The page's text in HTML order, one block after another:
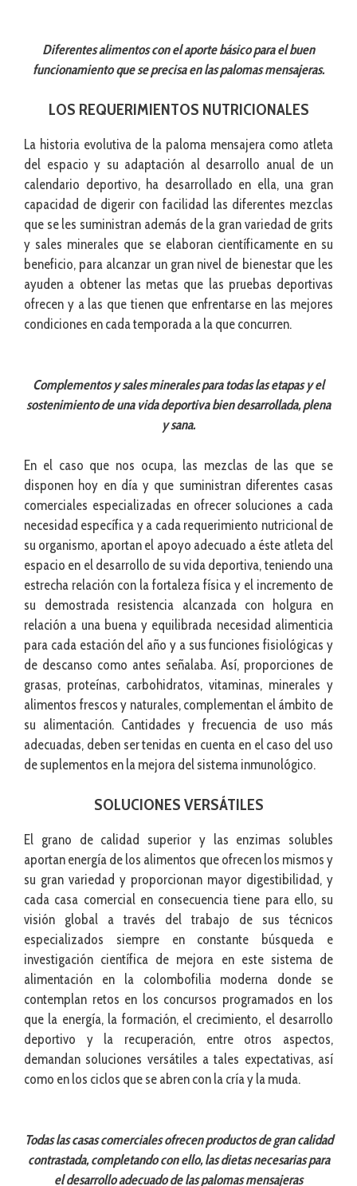
Diferentes alimentos con el aporte básico para el buen
funcionamiento que se precisa en las palomas mensajeras.
LOS REQUERIMIENTOS NUTRICIONALES
La historia evolutiva de la paloma mensajera como atleta
del espacio y su adaptación al desarrollo anual de un
calendario deportivo, ha desarrollado en ella, una gran
capacidad de digerir con facilidad las diferentes mezclas
que se les suministran además de la gran variedad de grits
y sales minerales que se elaboran científicamente en su
beneficio, para alcanzar un gran nivel de bienestar que les
ayuden a obtener las metas que las pruebas deportivas
ofrecen y a las que tienen que enfrentarse en las mejores
condiciones en cada temporada a la que concurren.
Complementos y sales minerales para todas las etapas y el
sostenimiento de una vida deportiva bien desarrollada, plena
y sana.
En el caso que nos ocupa, las mezclas de las que se
disponen hoy en día y que suministran diferentes casas
comerciales especializadas en ofrecer soluciones a cada
necesidad específica y a cada requerimiento nutricional de
su organismo, aportan el apoyo adecuado a éste atleta del
espacio en el desarrollo de su vida deportiva, teniendo una
estrecha relación con la fortaleza física y el incremento de
su demostrada resistencia alcanzada con holgura en
relación a una buena y equilibrada necesidad alimenticia
para cada estación del año y a sus funciones fisiológicas y
de descanso como antes señalaba. Así, proporciones de
grasas, proteínas, carbohidratos, vitaminas, minerales y
alimentos frescos y naturales, complementan el ámbito de
su alimentación. Cantidades y frecuencia de uso más
adecuadas, deben ser tenidas en cuenta en el caso del uso
de suplementos en la mejora del sistema inmunológico.
SOLUCIONES VERSÁTILES
El grano de calidad superior y las enzimas solubles
aportan energía de los alimentos que ofrecen los mismos y
su gran variedad y proporcionan mayor digestibilidad, y
cada casa comercial en consecuencia tiene para ello, su
visión global a través del trabajo de sus técnicos
especializados siempre en constante búsqueda e
investigación científica de mejora en este sistema de
alimentación en la colombofilia moderna donde se
contemplan retos en los concursos programados en los
que la energía, la formación, el crecimiento, el desarrollo
deportivo y la recuperación, entre otros aspectos,
demandan soluciones versátiles a tales expectativas, así
como en los ciclos que se abren con la cría y la muda.
Todas las casas comerciales ofrecen productos de gran calidad
contrastada, completando con ello, las dietas necesarias para
el desarrollo adecuado de las palomas mensajeras